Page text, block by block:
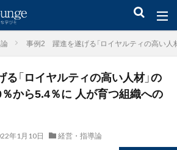
事例2 躍進を遂げる「ロイヤルティの高い
「ロイヤルティの高い人材」の
から5.4％に 人が育つ組織への
年1月10日 経営・指導論
ョンアップ 後継者育成 事業承継